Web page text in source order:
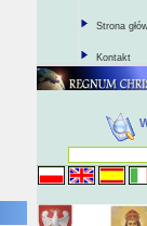
Strona
Kontakt